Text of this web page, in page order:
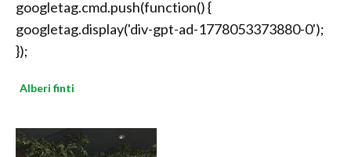
googletag.cmd.push(function() {
googletag.display('div-gpt-ad-1778053373880-0');
});
Alberi finti